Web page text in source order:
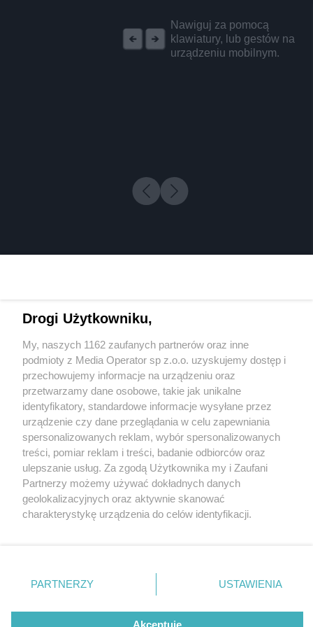
Nawiguj za pomocą
klawiatury, lub gestów na
urządzeniu mobilnym.
1 / 0
Wydawca mediów lokalnych
Nie zapomnij
zapoznać się z:
polityką prywatności regulamin korzystania z portali
Twojemiasto
Piekary Śląskie
Chorzów
Tarnowskie Góry
Gliwice
Skontakuj sięz nami
Kontakt
Wydawca
Redakcja
Drogi Użytkowniku,
My, naszych 1162 zaufanych partnerów oraz inne
podmioty z Media Operator sp z.o.o. uzyskujemy dostęp i
przechowujemy informacje na urządzeniu oraz
przetwarzamy dane osobowe, takie jak unikalne
identyfikatory, standardowe informacje wysyłane przez
urządzenie czy dane przeglądania w celu zapewniania
spersonalizowanych reklam, wybór spersonalizowanych
treści, pomiar reklam i treści, badanie odbiorców oraz
ulepszanie usług. Za zgodą Użytkownika my i Zaufani
Partnerzy możemy używać dokładnych danych
geolokalizacyjnych oraz aktywnie skanować
charakterystykę urządzenia do celów identyfikacji.
zmienić/wycofać klikając przycisk ustawień prywatności
znajdujący się w lewym dolnym rogu strony
rodzaje przetwarzania danych nie wymagają zgody
użytkownika, ale masz prawo sprzeciwić się takiemu
PARTNERZY USTAWIENIA
Akceptuję